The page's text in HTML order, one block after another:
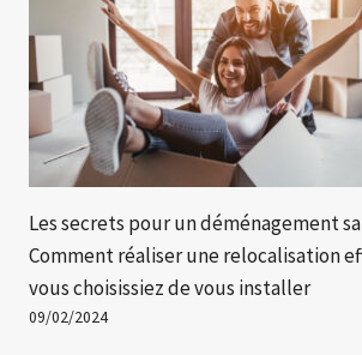
Les secrets pour un déménagement
Comment réaliser une relocalisation
vous choisissiez de vous installer
09/02/2024